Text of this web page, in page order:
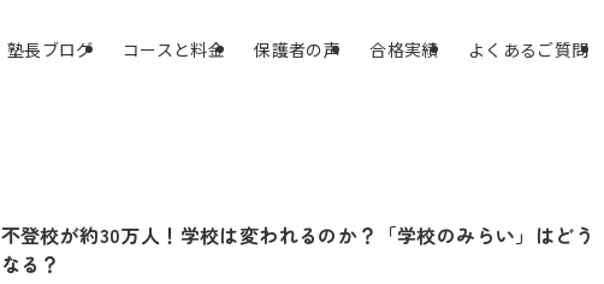
塾長ブログ コースと料金 保護者の声 合格実績 よくあるご質問
不登校が約30万人！学校は変われるのか？「学校のみらい」はどう
なる？